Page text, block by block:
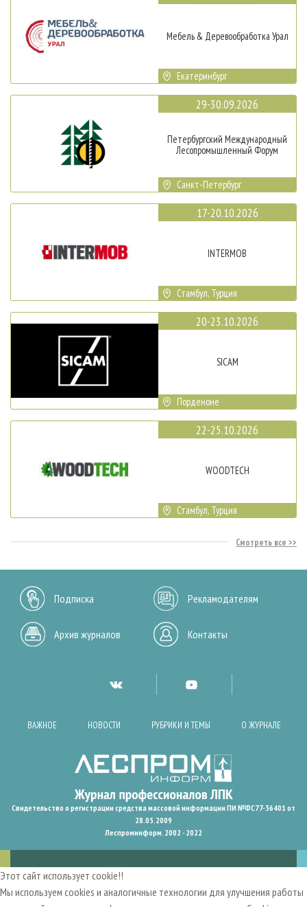
Мебель & Деревообработка Урал
Екатеринбург
29-30.09.2026
Петербургский Международный
Лесопромышленный Форум
Санкт-Петербург
17-20.10.2026
INTERMOB
Стамбул, Турция
20-23.10.2026
SICAM
Порденоне
22-25.10.2026
WOODTECH
Стамбул, Турция
Смотреть все
Подписка Рекламодателям
Архив журналов Контакты
ВАЖНОЕ НОВОСТИ РУБРИКИ И ТЕМЫ О ЖУРНАЛЕ
Свидетельство о регистрации средства массовой информации ПИ №ФС77-36401 от
28.05.2009
Леспроминформ. 2002 - 2022
Этот сайт использует cookie!!
Мы используем cookies и аналогичные технологии для улучшения работы